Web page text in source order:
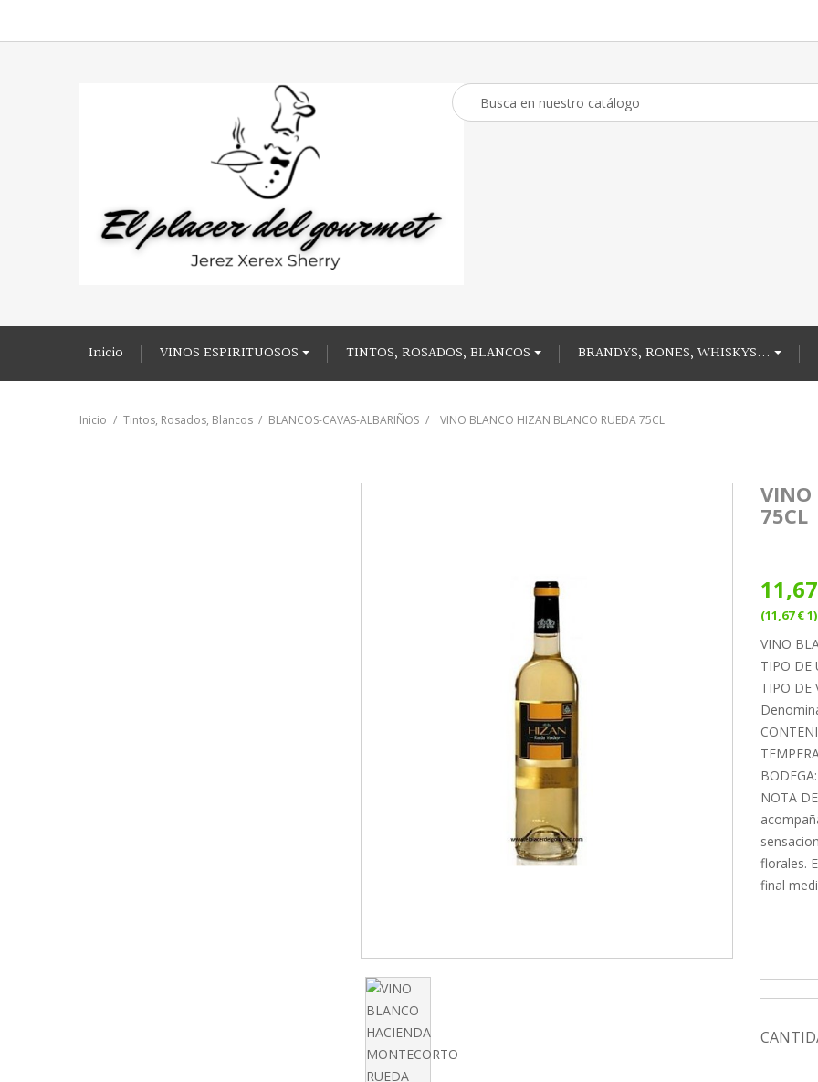
Inicio VINOS ESPIRITUOSOS TINTOS, ROSADOS, BLANCOS BRANDYS, RONES, WHISKYS...
Inicio Tintos, Rosados, Blancos BLANCOS-CAVAS-ALBARIÑOS VINO BLANCO HIZAN BLANCO RUEDA 75CL
VINO
75CL
(11,67 € 1)
VINO
TIPO DE
TIPO DE
NOTA
florales.
final